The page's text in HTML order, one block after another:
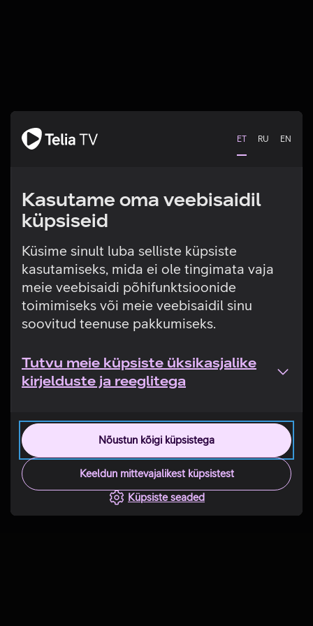
ET RU EN
Kasutame oma veebisaidil
küpsiseid
Küsime sinult luba selliste küpsiste
kasutamiseks, mida ei ole tingimata vaja
meie veebisaidi põhifunktsioonide
toimimiseks või meie veebisaidil sinu
soovitud teenuse pakkumiseks.
Tutvu meie küpsiste üksikasjalike
kirjelduste ja reeglitega
Nõustun kõigi küpsistega
Keeldun mittevajalikest küpsistest
Küpsiste seaded
Tehniline viga